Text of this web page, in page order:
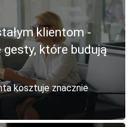
klientom -
gesty, które budują
kosztuje znacznie